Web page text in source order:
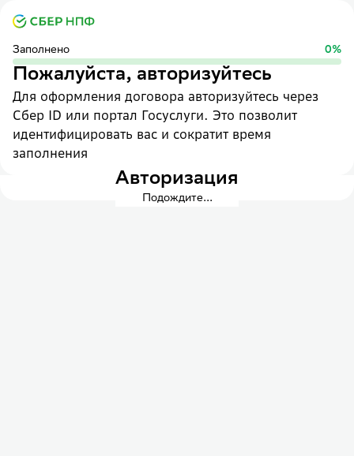
Заполнено 0%
Пожалуйста, авторизуйтесь
Для оформления договора авторизуйтесь через
Сбер ID или портал Госуслуги. Это позволит
идентифицировать вас и сократит время
заполнения
Авторизация
Подождите...